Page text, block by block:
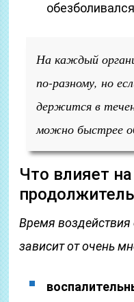
На каждый
по-разному, но
держится в
можно быстрее
Что влияет на
Время воздействия
зависит от очень